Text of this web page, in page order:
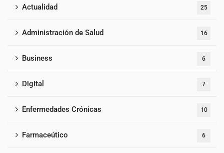
Actualidad 25
Administración de Salud 16
Business 6
Digital 7
Enfermedades Crónicas 10
Farmaceútico 6